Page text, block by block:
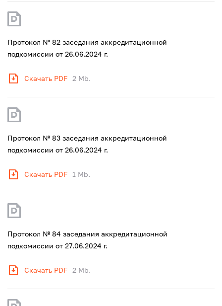
Протокол № 82 заседания аккредитационной
подкомиссии от 26.06.2024 г.
Скачать PDF 2 Mb.
Протокол № 83 заседания аккредитационной
подкомиссии от 26.06.2024 г.
Скачать PDF 1 Mb.
Протокол № 84 заседания аккредитационной
подкомиссии от 27.06.2024 г.
Скачать PDF 2 Mb.